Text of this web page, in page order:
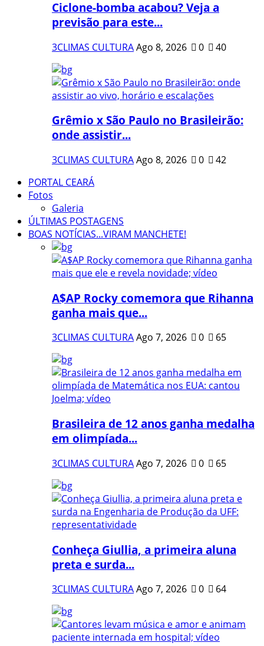
Ciclone-bomba acabou? Veja a
previsão para este...
3CLIMAS CULTURAAgo 8, 2026 0 40
Grêmio x São Paulo no Brasileirão:
onde assistir...
3CLIMAS CULTURAAgo 8, 2026 0
42
PORTAL CEARÁ
Fotos
Galeria
ÚLTIMAS POSTAGENS
BOAS NOTÍCIAS...VIRAM MANCHETE!
A$AP Rocky comemora que Rihanna
ganha mais que...
3CLIMAS CULTURAAgo 7, 2026 0 65
Brasileira de 12 anos ganha medalha
em olimpíada...
3CLIMAS CULTURAAgo 7, 2026 0 65
Conheça Giullia, a primeira aluna
preta e surda...
3CLIMAS CULTURAAgo 7, 2026 0 64